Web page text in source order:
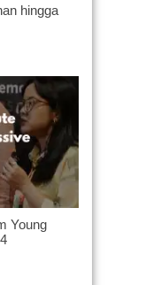
hingga
Young